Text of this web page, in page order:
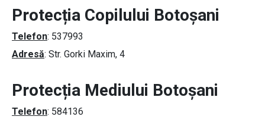
Protecția Copilului Botoșani
Telefon: 537993
Adresă: Str. Gorki Maxim, 4
Protecția Mediului Botoșani
Telefon: 584136